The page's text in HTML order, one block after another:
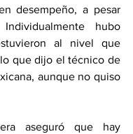
desempeño, a pesar
hubo
al nivel que
lo que dijo el técnico de
aunque no quiso
aseguró que hay